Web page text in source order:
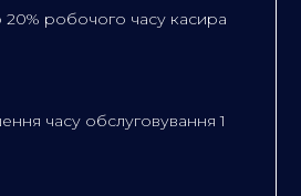
20% робочого часу касира
часу обслуговування 1